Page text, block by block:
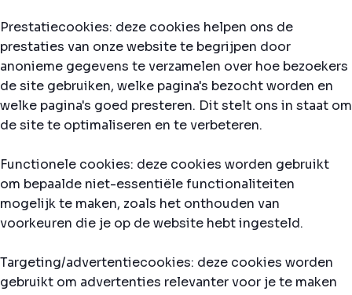
Prestatiecookies: deze cookies helpen ons de
prestaties van onze website te begrijpen door
anonieme gegevens te verzamelen over hoe bezoekers
de site gebruiken, welke pagina's bezocht worden en
welke pagina's goed presteren. Dit stelt ons in staat om
de site te optimaliseren en te verbeteren.
Functionele cookies: deze cookies worden gebruikt
om bepaalde niet-essentiële functionaliteiten
mogelijk te maken, zoals het onthouden van
voorkeuren die je op de website hebt ingesteld.
Targeting/advertentiecookies: deze cookies worden
gebruikt om advertenties relevanter voor je te maken